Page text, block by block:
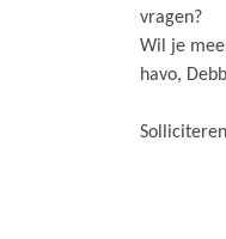
vragen?
Wil je
havo,